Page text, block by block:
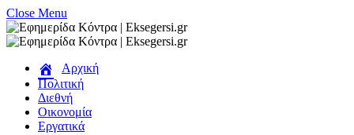
Close Menu
Αρχική
Πολιτική
Διεθνή
Οικονομία
Εργατικά